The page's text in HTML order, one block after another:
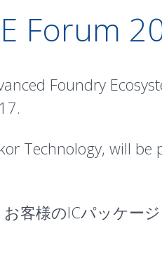
Forum
Foundry
Technology, will be
客様のICパッケー